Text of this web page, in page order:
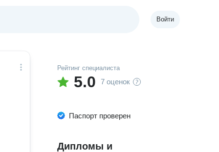
Войти
Рейтинг специалиста
5.0 7 оценок
Паспорт проверен
Дипломы и